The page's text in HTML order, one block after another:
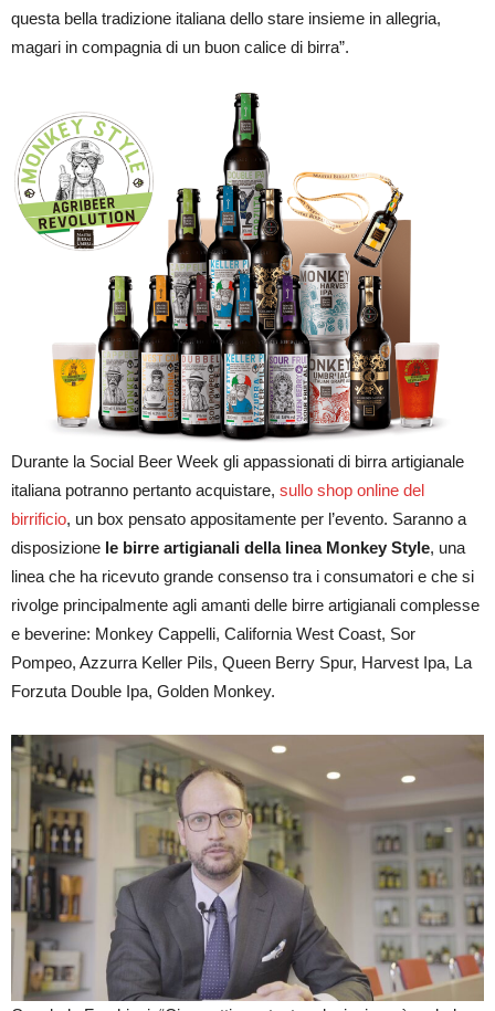
questa bella tradizione italiana dello stare insieme in allegria,
magari in compagnia di un buon calice di birra”.
Durante la Social Beer Week gli appassionati di birra artigianale
italiana potranno pertanto acquistare, sullo shop online del
birrificio, un box pensato appositamente per l’evento. Saranno a
disposizione le birre artigianali della linea Monkey Style, una
linea che ha ricevuto grande consenso tra i consumatori e che si
rivolge principalmente agli amanti delle birre artigianali complesse
e beverine: Monkey Cappelli, California West Coast, Sor
Pompeo, Azzurra Keller Pils, Queen Berry Spur, Harvest Ipa, La
Forzuta Double Ipa, Golden Monkey.